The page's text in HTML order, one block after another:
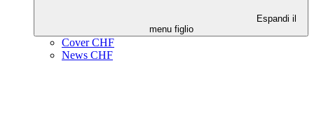
Espandi il
menu figlio
Cover CHF
News CHF